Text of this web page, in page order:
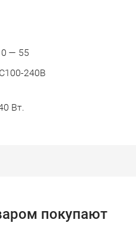
— 55
240B
Вт.
покупают